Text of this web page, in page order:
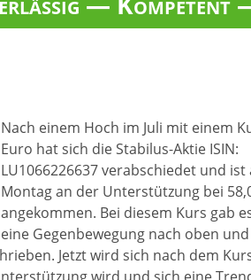
Nach einem Hoch im Juli mit einem
Euro hat sich die Stabilus-Aktie ISIN:
LU1066226637 verabschiedet und ist
Montag an der Unterstützung bei
angekommen. Bei diesem Kurs gab
eine Gegenbewegung nach oben
Jetzt wird sich nach dem